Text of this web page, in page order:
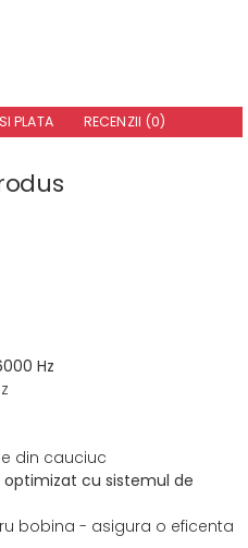
PLATA RECENZII (0)
Hz
din cauciuc
cu sistemul de
bobina - asigura o eficenta